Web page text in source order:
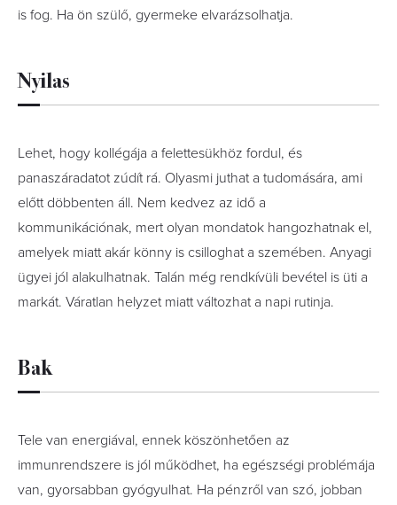
is fog. Ha ön szülő, gyermeke elvarázsolhatja.
Nyilas
Lehet, hogy kollégája a felettesükhöz fordul, és
panaszáradatot zúdít rá. Olyasmi juthat a tudomására, ami
előtt döbbenten áll. Nem kedvez az idő a
kommunikációnak, mert olyan mondatok hangozhatnak el,
amelyek miatt akár könny is csilloghat a szemében. Anyagi
ügyei jól alakulhatnak. Talán még rendkívüli bevétel is üti a
markát. Váratlan helyzet miatt változhat a napi rutinja.
Bak
Tele van energiával, ennek köszönhetően az
immunrendszere is jól működhet, ha egészségi problémája
van, gyorsabban gyógyulhat. Ha pénzről van szó, jobban